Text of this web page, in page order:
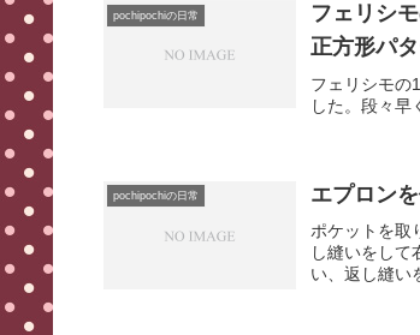
pochipochiの日常
フェリシ
正方形パ
フェリシモの
した。段々早
pochipochiの日常 エプロン
ポケットを取
し縫いをして
い、返し縫い